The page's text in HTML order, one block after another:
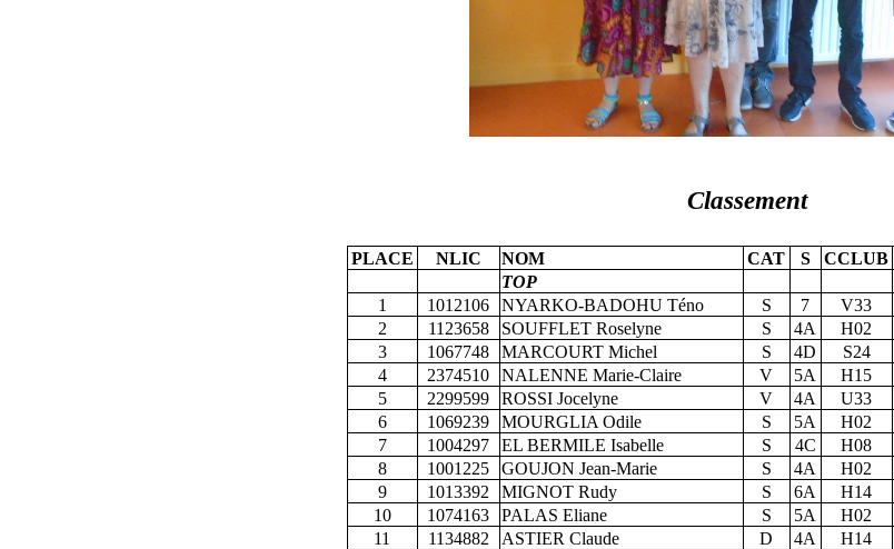
Classement
PLACE NLIC NOM CAT S CCLUB
TOP
1
1012106 NYARKO-BADOHU Téno S 7 V33
2
1123658 SOUFFLET Roselyne S 4A H02
3
1067748 MARCOURT Michel S 4D S24
4
2374510 NALENNE Marie-Claire V 5A H15
5
2299599 ROSSI Jocelyne V 4A U33
6
1069239 MOURGLIA Odile S 5A H02
7
1004297 EL BERMILE Isabelle S 4C H08
8
1001225 GOUJON Jean-Marie S 4A H02
9
1013392 MIGNOT Rudy S 6A H14
10
1074163 PALAS Eliane S 5A H02
11
1134882 ASTIER Claude D 4A H14